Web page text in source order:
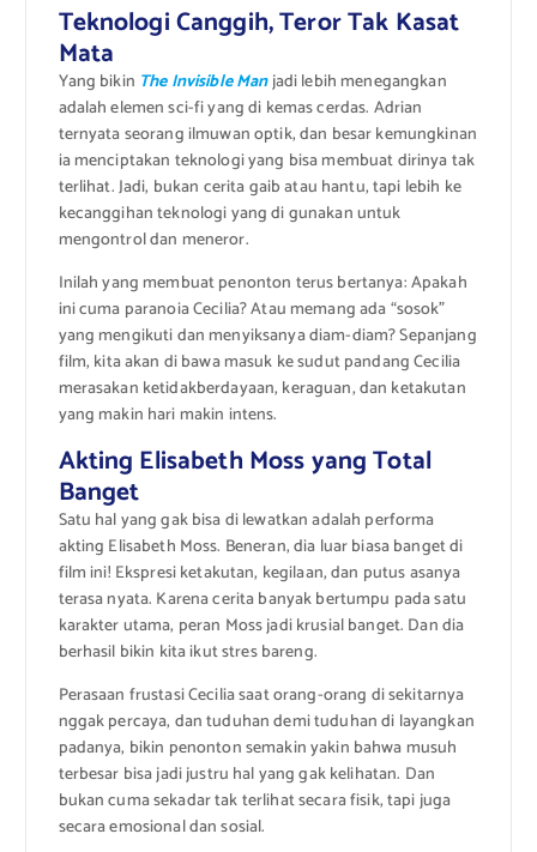
Teknologi Canggih, Teror Tak Kasat
Mata
Yang bikin The Invisible Manjadi lebih menegangkan
adalah elemen sci-fi yang di kemas cerdas. Adrian
ternyata seorang ilmuwan optik, dan besar kemungkinan
ia menciptakan teknologi yang bisa membuat dirinya tak
terlihat. Jadi, bukan cerita gaib atau hantu, tapi lebih ke
kecanggihan teknologi yang di gunakan untuk
mengontrol dan meneror.
Inilah yang membuat penonton terus bertanya: Apakah
ini cuma paranoia Cecilia? Atau memang ada “sosok”
yang mengikuti dan menyiksanya diam-diam? Sepanjang
film, kita akan di bawa masuk ke sudut pandang Cecilia
merasakan ketidakberdayaan, keraguan, dan ketakutan
yang makin hari makin intens.
Akting Elisabeth Moss yang Total
Banget
Satu hal yang gak bisa di lewatkan adalah performa
akting Elisabeth Moss. Beneran, dia luar biasa banget di
film ini! Ekspresi ketakutan, kegilaan, dan putus asanya
terasa nyata. Karena cerita banyak bertumpu pada satu
karakter utama, peran Moss jadi krusial banget. Dan dia
berhasil bikin kita ikut stres bareng.
Perasaan frustasi Cecilia saat orang-orang di sekitarnya
nggak percaya, dan tuduhan demi tuduhan di layangkan
padanya, bikin penonton semakin yakin bahwa musuh
terbesar bisa jadi justru hal yang gak kelihatan. Dan
bukan cuma sekadar tak terlihat secara fisik, tapi juga
secara emosional dan sosial.